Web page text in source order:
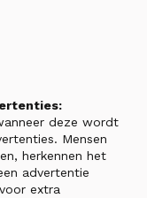
deze wordt
Mensen
herkennen het
advertentie
extra